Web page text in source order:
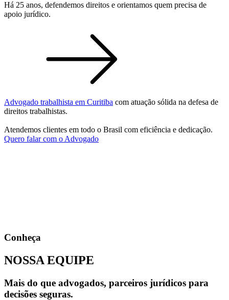
Há 25 anos, defendemos direitos e orientamos quem precisa de
apoio jurídico.
Advogado trabalhista em Curitiba com atuação sólida na defesa de
direitos trabalhistas.
Atendemos clientes em todo o Brasil com eficiência e dedicação.
Quero falar com o Advogado
Conheça
NOSSA EQUIPE
Mais do que advogados, parceiros jurídicos para
decisões seguras.